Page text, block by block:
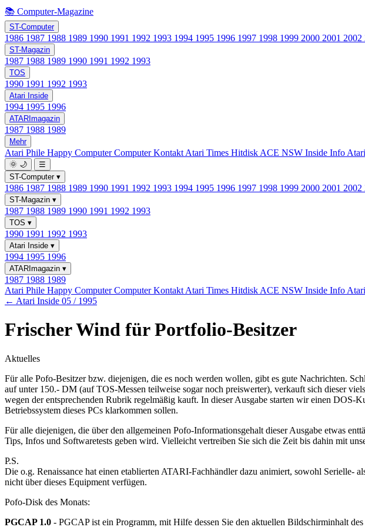
📚 Computer-Magazine
ST-Computer
1986 1987 1988 1989 1990 1991 1992 1993 1994 1995 1996 1997 1998 1999 2000 2001 2002
ST-Magazin
1987 1988 1989 1990 1991 1992 1993
TOS
1990 1991 1992 1993
Atari Inside
1994 1995 1996
ATARImagazin
1987 1988 1989
Mehr
Atari Phile Happy ComputerComputer Kontakt Atari Times Hitdisk ACE NSW Inside Info
🌞 🌙
☰
ST-Computer ▾
1986 1987 1988 1989 1990 1991 1992 1993 1994 1995 1996 1997 1998 1999 2000 2001 2002
ST-Magazin ▾
1987 1988 1989 1990 1991 1992 1993
TOS ▾
1990 1991 1992 1993
Atari Inside ▾
1994 1995 1996
ATARImagazin ▾
1987 1988 1989
Atari Phile Happy ComputerComputer Kontakt Atari Times Hitdisk ACE NSW Inside Info
← Atari Inside 05 / 1995
Frischer Wind für Portfolio-Besitzer
Aktuelles
Für alle Pofo-Besitzer bzw. diejenigen, die es noch werden wollen, gibt es gute Nachrichten.
auf unter 150.- DM (auf TOS-Messen teilweise sogar noch preiswerter), verkauft sich dieser
wegen der entsprechenden Rubrik regelmäßig kauft. In dieser Ausgabe starten wir einen
Betriebssystem dieses PCs klarkommen sollen.
Für alle diejenigen, die über den allgemeinen Pofo-Informationsgehalt dieser Ausgabe etwas
Tips, Infos und Softwaretests geben wird. Vielleicht vertreiben Sie sich die Zeit bis dahin mit
P.S.
Die o.g. Renaissance hat einen etablierten ATARI-Fachhändler dazu animiert, sowohl Serielle-
nicht über dieses Equipment verfügen.
Pofo-Disk des Monats:
PGCAP 1.0 - PGCAP ist ein Programm, mit Hilfe dessen Sie den aktuellen Bildschirminhalt